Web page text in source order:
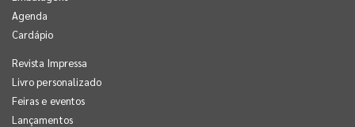
Agenda
Cardápio
Revista Impressa
Livro personalizado
Feiras e eventos
Lançamentos